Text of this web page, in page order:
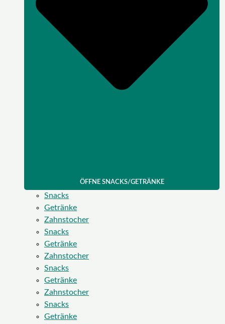
ÖFFNE SNACKS/GETRÄNKE
Snacks
Getränke
Zahnstocher
Snacks
Getränke
Zahnstocher
Snacks
Getränke
Zahnstocher
Snacks
Getränke